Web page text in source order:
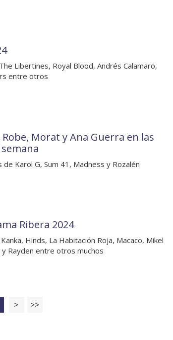
Libertines, Royal Blood, Andrés Calamaro,
entre otros
Morat y Ana Guerra en las
Karol G, Sum 41, Madness y Rozalén
Ribera 2024
Hinds, La Habitación Roja, Macaco, Mikel
Rayden entre otros muchos
> >>